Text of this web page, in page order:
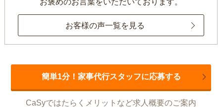
お褒めのお言葉をいただいております。
お客様の声一覧を見る
簡単1分！家事代行スタッフに応募する
CaSyではたらくメリットなど求人概要のご案内